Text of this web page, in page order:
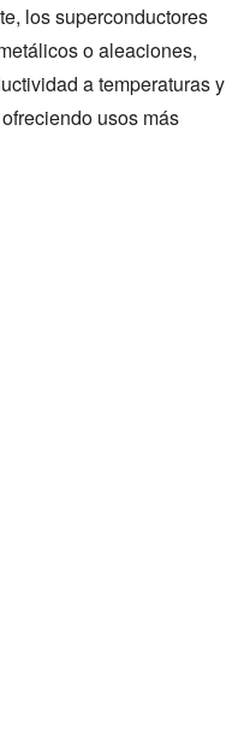
los superconductores
o aleaciones,
a temperaturas y
usos más